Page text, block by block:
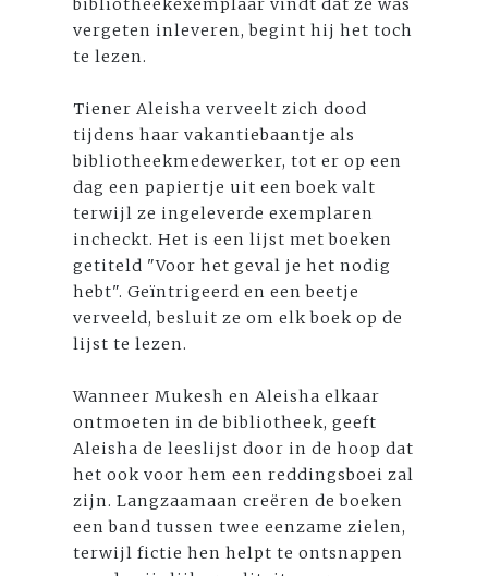
bibliotheekexemplaar vindt dat ze was
vergeten inleveren, begint hij het toch
te lezen.
Tiener Aleisha verveelt zich dood
tijdens haar vakantiebaantje als
bibliotheekmedewerker, tot er op een
dag een papiertje uit een boek valt
terwijl ze ingeleverde exemplaren
incheckt. Het is een lijst met boeken
getiteld "Voor het geval je het nodig
hebt". Geïntrigeerd en een beetje
verveeld, besluit ze om elk boek op de
lijst te lezen.
Wanneer Mukesh en Aleisha elkaar
ontmoeten in de bibliotheek, geeft
Aleisha de leeslijst door in de hoop dat
het ook voor hem een reddingsboei zal
zijn. Langzaamaan creëren de boeken
een band tussen twee eenzame zielen,
terwijl fictie hen helpt te ontsnappen